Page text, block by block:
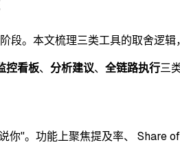
段。本文梳理三类工具的取舍逻辑
控看板、 分析建议、 全链路执行三
你"。功能上聚焦提及率、 Share